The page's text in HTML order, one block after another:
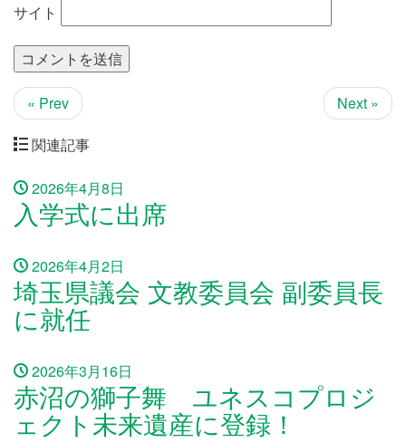
サイト
« Prev
Next »
関連記事
2026年4月8日
入学式に出席
2026年4月2日
埼玉県議会 文教委員会 副委員長
に就任
2026年3月16日
赤沼の獅子舞 ユネスコプロジ
ェクト未来遺産に登録！